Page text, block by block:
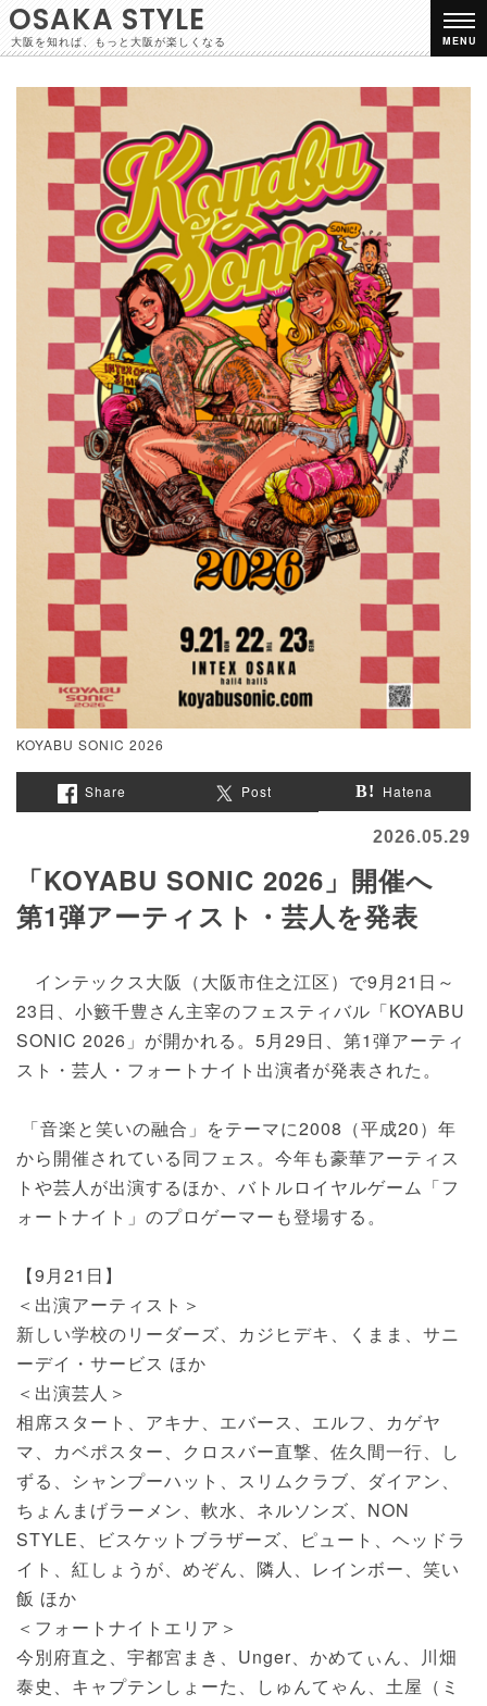
OSAKA STYLE
大阪を知れば、もっと大阪が楽しくなる MENU
KOYABU SONIC 2026
Share Post Hatena
2026.05.29
「KOYABU SONIC 2026」開催へ
第1弾アーティスト・芸人を発表
インテックス大阪（大阪市住之江区）で9月21日～
23日、小籔千豊さん主宰のフェスティバル「KOYABU
SONIC 2026」が開かれる。5月29日、第1弾アーティ
スト・芸人・フォートナイト出演者が発表された。
「音楽と笑いの融合」をテーマに2008（平成20）年
から開催されている同フェス。今年も豪華アーティス
トや芸人が出演するほか、バトルロイヤルゲーム「フ
ォートナイト」のプロゲーマーも登場する。
【9月21日】
＜出演アーティスト＞
新しい学校のリーダーズ、カジヒデキ、くまま、サニ
ーデイ・サービス ほか
＜出演芸人＞
相席スタート、アキナ、エバース、エルフ、カゲヤ
マ、カベポスター、クロスバー直撃、佐久間一行、し
ずる、シャンプーハット、スリムクラブ、ダイアン、
ちょんまげラーメン、軟水、ネルソンズ、NON
STYLE、ビスケットブラザーズ、ピュート、ヘッドラ
イト、紅しょうが、めぞん、隣人、レインボー、笑い
飯 ほか
＜フォートナイトエリア＞
今別府直之、宇都宮まき、Unger、かめてぃん、川畑
泰史、キャプテンしょーた、しゅんてゃん、土屋（ミ